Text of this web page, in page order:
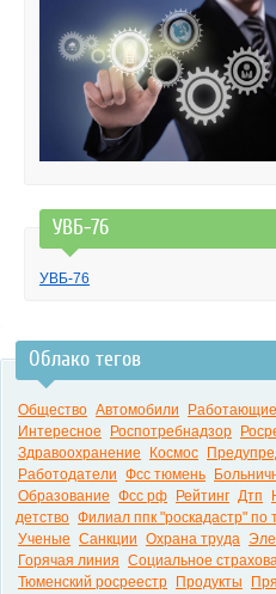
УВБ-76
УВБ-76
Облако тегов
Общество Автомобили
Интересное
Роспотребнадзор
Здравоохранение
Космос
Работодатели Фсс тюмень
Образование Фсс рф Рейтинг Дтп
детство Филиал ппк "роскадастр" по
Ученые Санкции Охрана труда
Горячая линия Социальное
Тюменский росреестр
Продукты